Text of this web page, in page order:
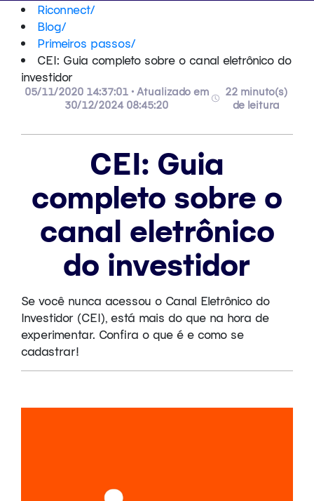
Riconnect/
Blog/
Primeiros passos/
CEI: Guia completo sobre o canal eletrônico do
investidor
05/11/2020 14:37:01 • Atualizado em
30/12/2024 08:45:20
22 minuto(s)
de leitura
CEI: Guia
completo sobre o
canal eletrônico
do investidor
Se você nunca acessou o Canal Eletrônico do
Investidor (CEI), está mais do que na hora de
experimentar. Confira o que é e como se
cadastrar!